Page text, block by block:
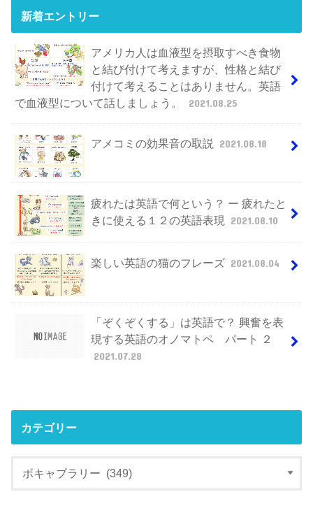
新着エントリー
アメリカ人は血液型を摂取すべき食物
と結び付けて考えますが、性格と結び
付けて考えることはありません。英語
で血液型について話しましょう。
2021.08.25
アメコミの効果音の取説 2021.08.18
疲れたは英語で何という？ ー 疲れたと
きに使える１２の英語表現
2021.08.10
楽しい英語の猫のフレーズ 2021.08.04
「ぞくぞくする」は英語で？ 興奮を表
現する英語のオノマトペ パート ２
2021.07.28
カテゴリー